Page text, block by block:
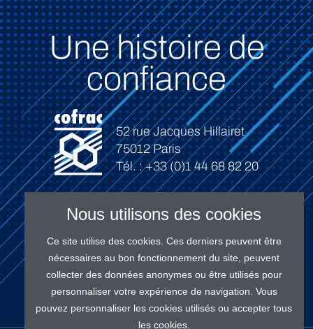
Une histoire de
confiance
52 rue Jacques Hillairet
75012 Paris
Tél. : +33 (0)1 44 68 82 20
Connexion
Nous utilisons des cookies
Ce site utilise des cookies. Ces derniers peuvent être
nécessaires au bon fonctionnement du site, peuvent
collecter des données anonymes ou être utilisés pour
personnaliser votre expérience de navigation. Vous
pouvez personnaliser les cookies utilisés ou accepter tous
les cookies.